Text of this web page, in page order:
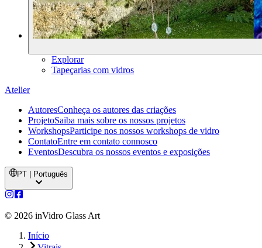
Explorar
Tapeçarias com vidros
Atelier
AutoresConheça os autores das criações
ProjetoSaiba mais sobre os nossos projetos
WorkshopsParticipe nos nossos workshops de vidro
ContatoEntre em contato connosco
EventosDescubra os nossos eventos e exposições
PT | Português
© 2026 inVidro Glass Art
Início